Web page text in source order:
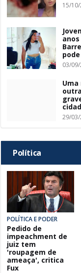
15/
03/
29/
Política
POLÍTICA E PODER
Pedido de
impeachment de
juiz tem
'roupagem de
ameaça', critica
Fux